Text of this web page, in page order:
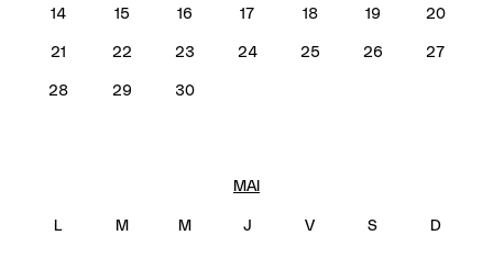
14 15 16 17 18 19 20
21 22 23 24 25 26 27
28 29 30
MAI